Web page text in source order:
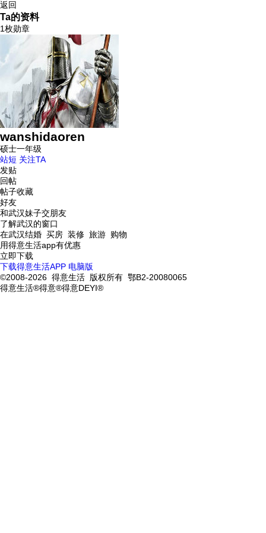
返回
Ta的资料
1枚勋章
wanshidaoren
硕士一年级
站短 关注TA
发贴
回帖
帖子收藏
好友
和武汉妹子交朋友
了解武汉的窗口
在武汉结婚 买房 装修 旅游 购物
用得意生活app有优惠
立即下载
下载得意生活APP 电脑版
©2008-2026 得意生活 版权所有 鄂B2-20080065
得意生活®得意®得意DEYI®